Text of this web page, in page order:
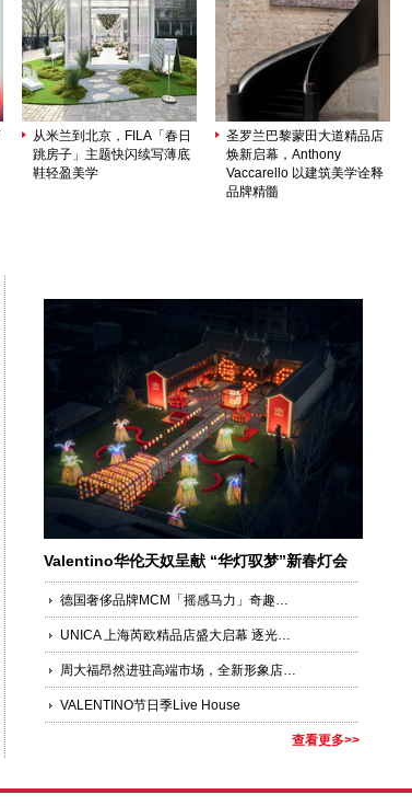
从米兰到北京，FILA「春日
跳房子」主题快闪续写薄底
鞋轻盈美学
圣罗兰巴黎蒙田大道精品店
焕新启幕，Anthony
Vaccarello 以建筑美学诠释
品牌精髓
Valentino华伦天奴呈献 “华灯驭梦”新春灯会
德国奢侈品牌MCM「摇感马力」奇趣乐园空降城市中心
UNICA 上海芮欧精品店盛大启幕 逐光策马，沪上新篇
周大福昂然进驻高端市场，全新形象店于上海港汇恒隆广场盛大开幕
VALENTINO节日季Live House
查看更多>>